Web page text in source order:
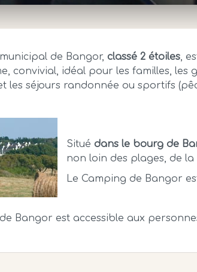
de Bangor,classé 2 étoiles,
convivial, idéal pour les familles, les
les séjours randonnée ou sportifs
Situédans le bourg de
non loin des plages, de
Le Camping de Bangor
Bangor est accessible aux